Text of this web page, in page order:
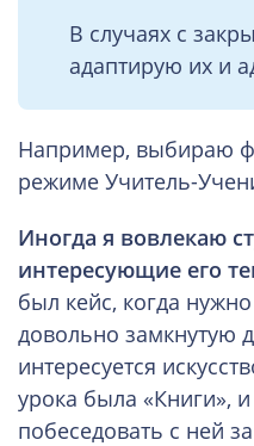
В случаях с
адаптирую их и
Например, выбираю
режиме Учитель-
Иногда я вовлекаю
интересующие его
был кейс, когда
довольно замкнутую
интересуется
урока была «Книги»,
побеседовать с ней